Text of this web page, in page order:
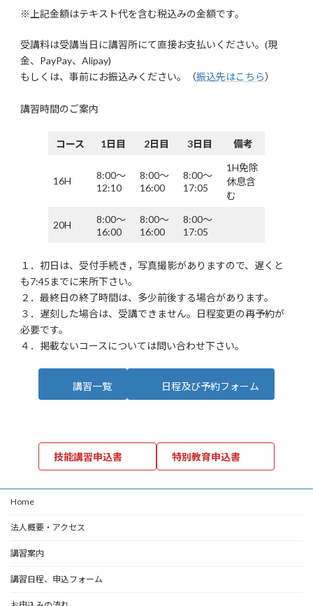
※上記金額はテキスト代を含む税込みの金額です。
受講料は受講当日に講習所にて直接お支払いください。(現
金、PayPay、Alipay)
もしくは、事前にお振込みください。（振込先はこちら）
講習時間のご案内
コース 1日目 2日目 3日目 備考
16H
8:00～
12:10
8:00～
16:00
8:00～
17:05
1H免除
休息含
む
20H
8:00～
16:00
8:00～
16:00
8:00～
17:05
１．初日は、受付手続き，写真撮影がありますので、遅くと
も7:45までに来所下さい。
２．最終日の終了時間は、多少前後する場合があります。
３．遅刻した場合は、受講できません。日程変更の再予約が
必要です。
４．掲載ないコースについては問い合わせ下さい。
講習一覧 日程及び予約フォーム
技能講習申込書 特別教育申込書
Home
法人概要・アクセス
講習案内
講習日程、申込フォーム